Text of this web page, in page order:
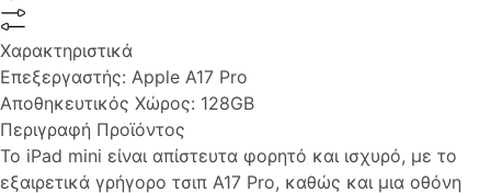
Χαρακτηριστικά
Επεξεργαστής: Apple A17 Pro
Αποθηκευτικός Χώρος: 128GB
Περιγραφή Προϊόντος
Το iPad mini είναι απίστευτα φορητό και ισχυρό, με το
εξαιρετικά γρήγορο τσιπ A17 Pro, καθώς και μια οθόνη